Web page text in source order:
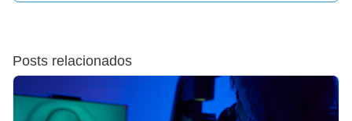
Posts relacionados